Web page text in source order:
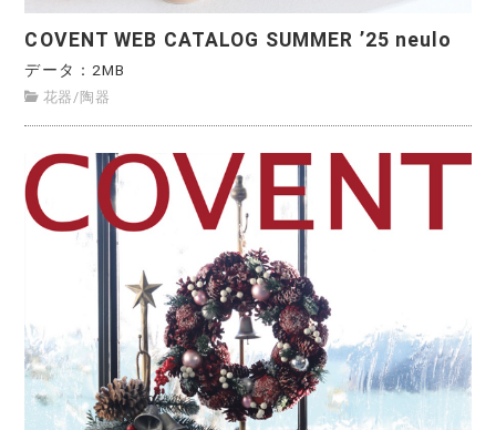
COVENT WEB CATALOG SUMMER ’25 neulo
データ：2MB
花器 / 陶器